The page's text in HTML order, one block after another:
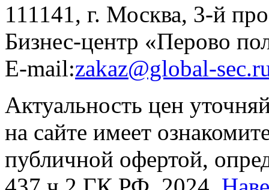
111141, г. Москва, 3-й
Бизнес-центр «Перово
E-mail:zakaz@global-
Актуальность цен
на сайте имеет
публичной офертой,